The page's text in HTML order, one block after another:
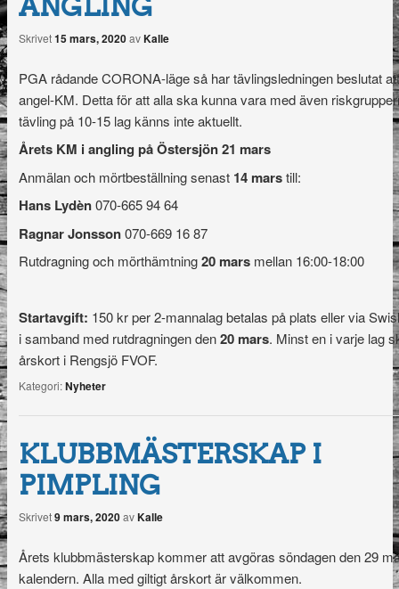
Skrivet15 mars, 2020avKalle
PGA rådande CORONA-läge så har tävlingsledningen beslutat
angel-KM. Detta för att alla ska kunna vara med även
tävling på 10-15 lag känns inte aktuellt.
Årets KM i angling på Östersjön 21 mars
Anmälan och mörtbeställning senast 14 marstill:
Hans Lydèn070-665 94 64
Ragnar Jonsson070-669 16 87
Rutdragning och mörthämtning20 mars mellan 16:00-18:00
Startavgift: 150 kr per 2-mannalag betalas på plats eller via
i samband med rutdragningen den20 mars. Minst en i varje lag
årskort i Rengsjö FVOF.
Kategori:Nyheter
KLUBBMÄSTERSKAP I
PIMPLING
Skrivet9 mars, 2020avKalle
Årets klubbmästerskap kommer att avgöras söndagen den 29
kalendern. Alla med giltigt årskort är välkommen.